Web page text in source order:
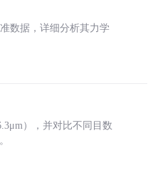
数据，详细分析其力学
），并对比不同目数